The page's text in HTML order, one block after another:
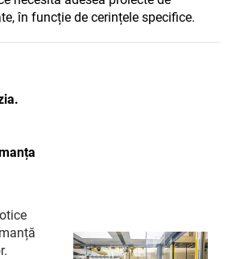
în funcție de cerințele specifice.